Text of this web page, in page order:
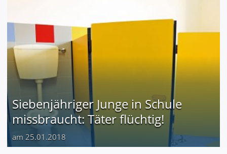
Siebenjähriger Junge in Schule
missbraucht: Täter flüchtig!
am 25.01.2018